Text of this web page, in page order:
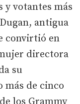
y votantes más
antigua
convirtió en
directora
su
más de cinco